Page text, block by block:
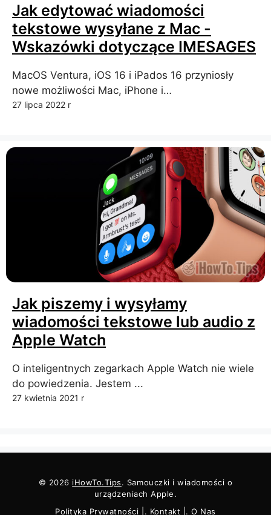
Jak edytować wiadomości
tekstowe wysyłane z Mac -
Wskazówki dotyczące IMESAGES
MacOS Ventura, iOS 16 i iPados 16 przyniosły
nowe możliwości Mac, iPhone i…
27 lipca 2022 r
Jak piszemy i wysyłamy
wiadomości tekstowe lub audio z
Apple Watch
O inteligentnych zegarkach Apple Watch nie wiele
do powiedzenia. Jestem ...
27 kwietnia 2021 r
© 2026 iHowTo.Tips. Samouczki i wiadomości o
urządzeniach Apple.
Polityka Prywatności |. Kontakt |.O Nas